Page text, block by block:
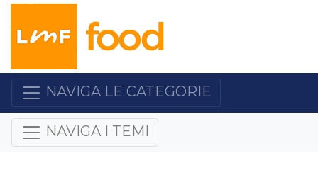
NAVIGA LE CATEGORIE
NAVIGA I TEMI